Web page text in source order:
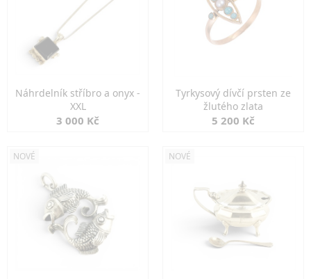
Náhrdelník stříbro a onyx -
XXL
3 000 Kč
Tyrkysový dívčí prsten ze
žlutého zlata
5 200 Kč
NOVÉ NOVÉ